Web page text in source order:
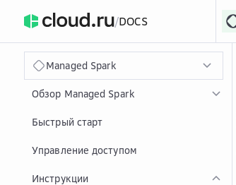
/DOCS
Managed Spark
Обзор Managed Spark
Быстрый старт
Управление доступом
Инструкции